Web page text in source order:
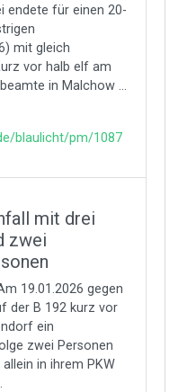
endete für einen 20-
mit gleich
vor halb elf am
in Malchow ...
blaulicht/pm/1087
mit drei
zwei
19.01.2026 gegen
der B 192 kurz vor
ein
zwei Personen
in ihrem PKW